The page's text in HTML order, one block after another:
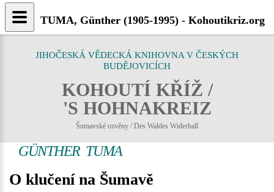
JIHOČESKÁ VĚDECKÁ KNIHOVNA V ČESKÝCH
BUDĚJOVICÍCH
KOHOUTÍ KŘÍŽ /
'S HOHNAKREIZ
Šumavské ozvěny / Des Waldes Widerhall
GÜNTHER TUMA
O klučení na Šumavě
TUMA, Günther (1905-1995) - Kohoutikriz.org